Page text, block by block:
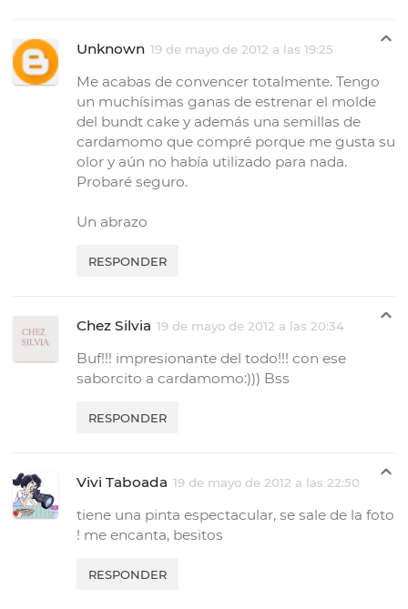
Unknown 19 de mayo de 2012 a las 19:25
Me acabas de convencer totalmente. Tengo
un muchísimas ganas de estrenar el molde
del bundt cake y además una semillas de
cardamomo que compré porque me gusta su
olor y aún no había utilizado para nada.
Probaré seguro.
Un abrazo
RESPONDER
Chez Silvia 19 de mayo de 2012 a las 20:34
Buf!!! impresionante del todo!!! con ese
saborcito a cardamomo:))) Bss
RESPONDER
Vivi Taboada 19 de mayo de 2012 a las 22:50
tiene una pinta espectacular, se sale de la foto
! me encanta, besitos
RESPONDER